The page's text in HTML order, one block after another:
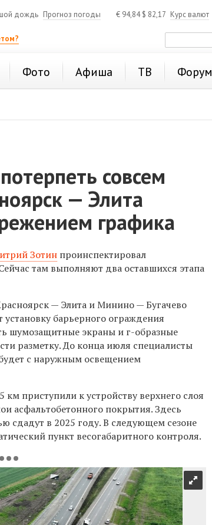
дождь Прогноз погоды € 94,84$ 82,17 Курс валют
Фото Афиша ТВ Форум
совсем
— Элита
графика
Зотин проинспектировал
там выполняют два оставшихся этапа
— Элита и Минино — Бугачево
барьерного ограждения
шумозащитные экраны и г-образные
разметку. До конца июля специалисты
с наружным освещением
приступили к устройству верхнего слоя
асфальтобетонного покрытия. Здесь
сдадут в 2025 году. В следующем сезоне
пункт весогабаритного контроля.